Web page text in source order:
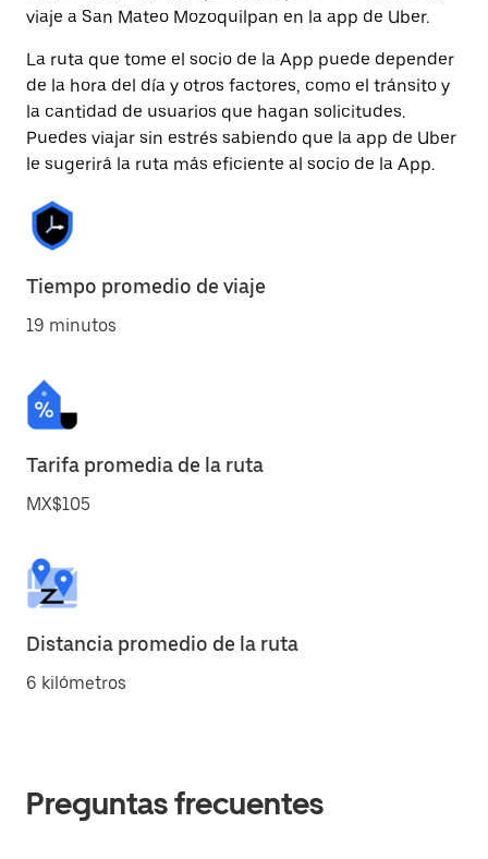
viaje a San Mateo Mozoquilpan en la app de Uber.
La ruta que tome el socio de la App puede depender
de la hora del día y otros factores, como el tránsito y
la cantidad de usuarios que hagan solicitudes.
Puedes viajar sin estrés sabiendo que la app de Uber
le sugerirá la ruta más eficiente al socio de la App.
Tiempo promedio de viaje
19 minutos
Tarifa promedia de la ruta
MX$105
Distancia promedio de la ruta
6 kilómetros
Preguntas frecuentes